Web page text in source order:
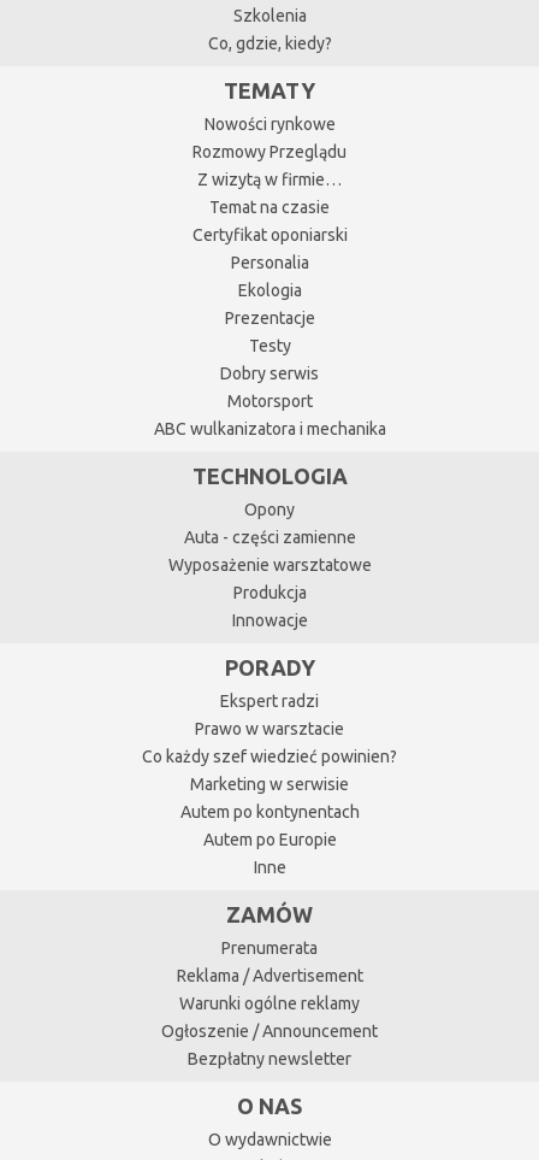
Szkolenia
Co, gdzie, kiedy?
TEMATY
Nowości rynkowe
Rozmowy Przeglądu
Z wizytą w firmie…
Temat na czasie
Certyfikat oponiarski
Personalia
Ekologia
Prezentacje
Testy
Dobry serwis
Motorsport
ABC wulkanizatora i mechanika
TECHNOLOGIA
Opony
Auta - części zamienne
Wyposażenie warsztatowe
Produkcja
Innowacje
PORADY
Ekspert radzi
Prawo w warsztacie
Co każdy szef wiedzieć powinien?
Marketing w serwisie
Autem po kontynentach
Autem po Europie
Inne
ZAMÓW
Prenumerata
Reklama / Advertisement
Warunki ogólne reklamy
Ogłoszenie / Announcement
Bezpłatny newsletter
O NAS
O wydawnictwie